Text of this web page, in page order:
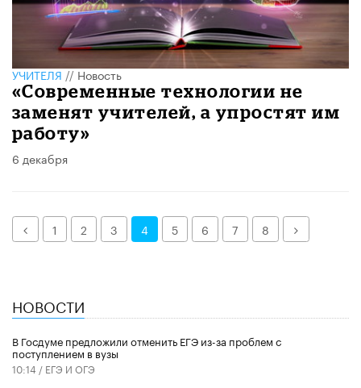
УЧИТЕЛЯ//Новость
«Современные технологии не
заменят учителей, а упростят им
работу»
6 декабря
Назад1 2 3 4 5 6 7 8 Далее
НОВОСТИ
В Госдуме предложили отменить ЕГЭ из-за проблем с
поступлением в вузы
10:14 / ЕГЭ И ОГЭ